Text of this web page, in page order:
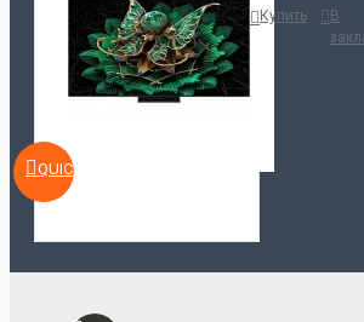
QUICKVIEW
Купить
В